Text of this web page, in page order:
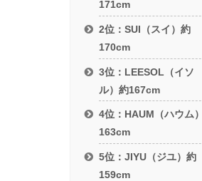
171cm
2位：SUI（スイ）約
170cm
3位：LEESOL（イソ
ル）約167cm
4位：HAUM（ハウム）
163cm
5位：JIYU（ジユ）約
159cm